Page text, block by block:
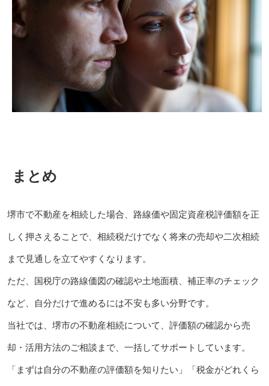
まとめ
堺市で不動産を相続した場合、路線価や固定資産税評価額を正
しく押さえることで、相続税だけでなく将来の売却や二次相続
まで見通しを立てやすくなります。
ただ、国税庁の路線価図の確認や土地面積、補正率のチェック
など、自分だけで進めるには不安も多い分野です。
当社では、堺市の不動産相続について、評価額の確認から売
却・活用方法のご相談まで、一括してサポートしています。
「まずは自分の不動産の評価額を知りたい」「税金がどれくら